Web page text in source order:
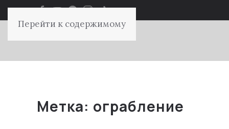
Перейти к содержимому
Метка: ограбление